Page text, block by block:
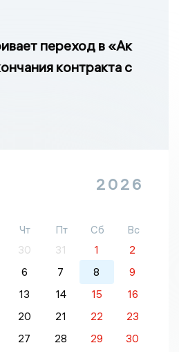
переход в «Ак
контракта с
2026
Чт Пт Сб
Вс
30 31 1
2
6 7 8
9
13 14 15
16
20 21 22
23
27 28 29
30